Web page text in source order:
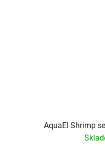
AquaEl Shrimp